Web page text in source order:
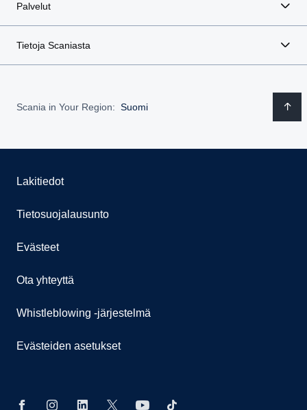
Palvelut
Tietoja Scaniasta
Scania in Your Region: Suomi
Lakitiedot
Tietosuojalausunto
Evästeet
Ota yhteyttä
Whistleblowing -järjestelmä
Evästeiden asetukset